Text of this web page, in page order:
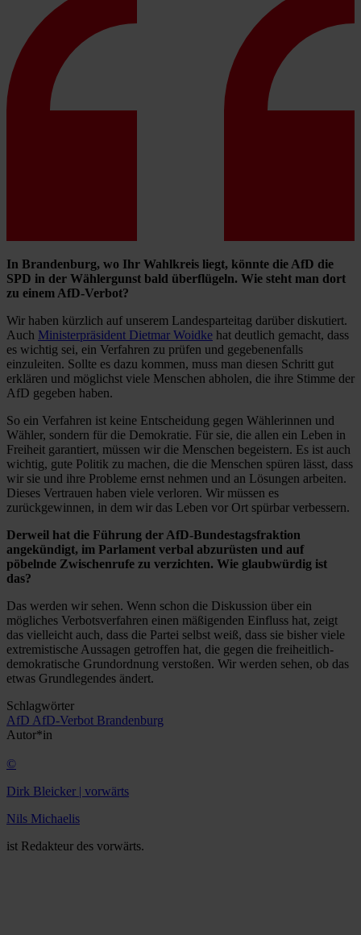
In Brandenburg, wo Ihr Wahlkreis liegt, könnte die AfD die
SPD in der Wählergunst bald überflügeln. Wie steht man dort
zu einem AfD-Verbot?
Wir haben kürzlich auf unserem Landesparteitag darüber diskutiert.
Auch Ministerpräsident Dietmar Woidke hat deutlich gemacht, dass
es wichtig sei, ein Verfahren zu prüfen und gegebenenfalls
einzuleiten. Sollte es dazu kommen, muss man diesen Schritt gut
erklären und möglichst viele Menschen abholen, die ihre Stimme der
AfD gegeben haben.
So ein Verfahren ist keine Entscheidung gegen Wählerinnen und
Wähler, sondern für die Demokratie. Für sie, die allen ein Leben in
Freiheit garantiert, müssen wir die Menschen begeistern. Es ist auch
wichtig, gute Politik zu machen, die die Menschen spüren lässt, dass
wir sie und ihre Probleme ernst nehmen und an Lösungen arbeiten.
Dieses Vertrauen haben viele verloren. Wir müssen es
zurückgewinnen, in dem wir das Leben vor Ort spürbar verbessern.
Derweil hat die Führung der AfD-Bundestagsfraktion
angekündigt, im Parlament verbal abzurüsten und auf
pöbelnde Zwischenrufe zu verzichten. Wie glaubwürdig ist
das?
Das werden wir sehen. Wenn schon die Diskussion über ein
mögliches Verbotsverfahren einen mäßigenden Einfluss hat, zeigt
das vielleicht auch, dass die Partei selbst weiß, dass sie bisher viele
extremistische Aussagen getroffen hat, die gegen die freiheitlich-
demokratische Grundordnung verstoßen. Wir werden sehen, ob das
etwas Grundlegendes ändert.
Schlagwörter
AfD AfD-Verbot Brandenburg
Autor*in
©
Dirk Bleicker | vorwärts
Nils Michaelis
ist Redakteur des vorwärts.